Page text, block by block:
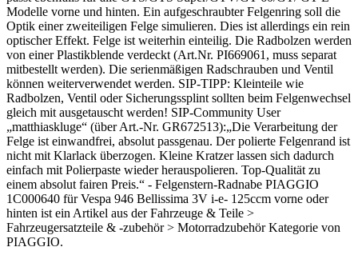
Modelle vorne und hinten. Ein aufgeschraubter Felgenring soll die
Optik einer zweiteiligen Felge simulieren. Dies ist allerdings ein rein
optischer Effekt. Felge ist weiterhin einteilig. Die Radbolzen werden
von einer Plastikblende verdeckt (Art.Nr. PI669061, muss separat
mitbestellt werden). Die serienmäßigen Radschrauben und Ventil
können weiterverwendet werden. SIP-TIPP: Kleinteile wie
Radbolzen, Ventil oder Sicherungssplint sollten beim Felgenwechsel
gleich mit ausgetauscht werden! SIP-Community User
„matthiaskluge“ (über Art.-Nr. GR672513):„Die Verarbeitung der
Felge ist einwandfrei, absolut passgenau. Der polierte Felgenrand ist
nicht mit Klarlack überzogen. Kleine Kratzer lassen sich dadurch
einfach mit Polierpaste wieder herauspolieren. Top-Qualität zu
einem absolut fairen Preis.“ - Felgenstern-Radnabe PIAGGIO
1C000640 für Vespa 946 Bellissima 3V i-e- 125ccm vorne oder
hinten ist ein Artikel aus der Fahrzeuge & Teile >
Fahrzeugersatzteile & -zubehör > Motorradzubehör Kategorie von
PIAGGIO.